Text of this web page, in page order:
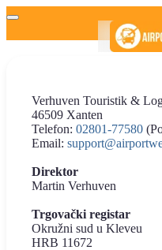
Verhuven Touristik &
46509 Xanten
Telefon: 02801-77580
Email:
Direktor
Martin Verhuven
Trgovački registar
Okružni sud u Kleveu
HRB 11672